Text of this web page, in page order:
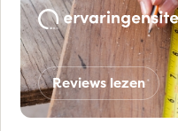
Reviews lezen